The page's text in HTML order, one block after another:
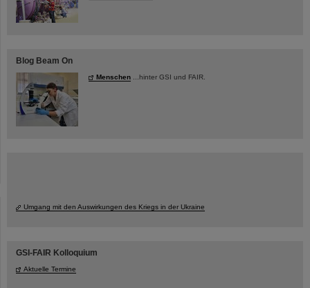
Blog Beam On
Menschen ...hinter GSI und FAIR.
Umgang mit den Auswirkungen des Kriegs in der Ukraine
GSI-FAIR Kolloquium
Aktuelle Termine